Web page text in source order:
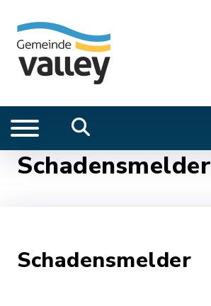
Schadensmelder
Schadensmelder